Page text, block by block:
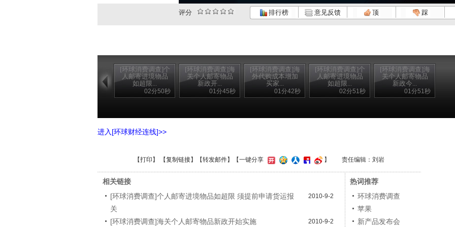
评分 排行榜 意见反馈 顶 踩
[环球消费调查]个
人邮寄进境物品
如超限...
02分50秒
[环球消费调查]海
关个人邮寄物品
新政开...
01分45秒
[环球消费调查]海
外代购成本增加
买家...
01分42秒
[环球消费调查]个
人邮寄进境物品
如超限...
02分51秒
[环球消费调查]海
关个人邮寄物品
新政今...
01分51秒
进入[环球财经连线]>>
【打印 】 【复制链接】【转发邮件】 【一键分享 】 责任编辑：刘岩
相关链接
[环球消费调查]个人邮寄进境物品如超限 须提前申请货运报
关
2010-9-2
[环球消费调查]海关个人邮寄物品新政开始实施 2010-9-2
热词推荐
环球消费调查
苹果
新产品发布会